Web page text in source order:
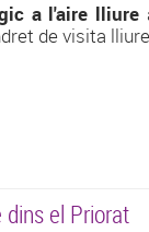
a l'aire lliure
de visita
dins el Priorat